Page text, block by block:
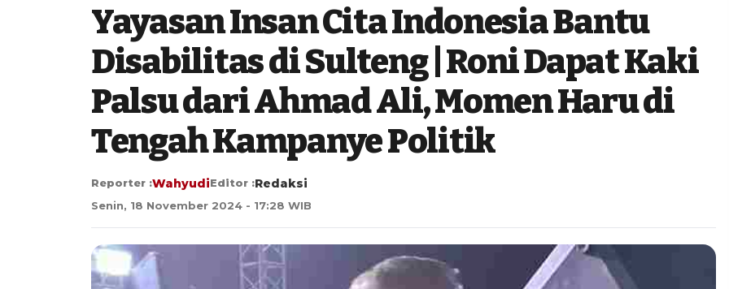
Yayasan Insan Cita Indonesia Bantu
Disabilitas di Sulteng | Roni Dapat Kaki
Palsu dari Ahmad Ali, Momen Haru di
Tengah Kampanye Politik
Reporter :WahyudiEditor :Redaksi
Senin, 18 November 2024 - 17:28 WIB